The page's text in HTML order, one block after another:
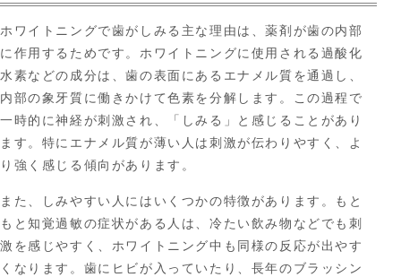
ホワイトニングで歯がしみる主な理由は、薬剤が歯の内部
に作用するためです。ホワイトニングに使用される過酸化
水素などの成分は、歯の表面にあるエナメル質を通過し、
内部の象牙質に働きかけて色素を分解します。この過程で
一時的に神経が刺激され、「しみる」と感じることがあり
ます。特にエナメル質が薄い人は刺激が伝わりやすく、よ
り強く感じる傾向があります。
また、しみやすい人にはいくつかの特徴があります。もと
もと知覚過敏の症状がある人は、冷たい飲み物などでも刺
激を感じやすく、ホワイトニング中も同様の反応が出やす
くなります。歯にヒビが入っていたり、長年のブラッシン